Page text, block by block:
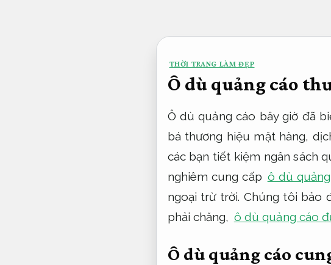
THỜI TRANG LÀM ĐẸP
Ô dù quảng cáo
Ô dù quảng cáo bây giờ đã
bá thương hiệu mặt hàng,
các bạn tiết kiệm ngân sách
nghiêm cung cấp ô dù
ngoại trừ trời. Chúng tôi bảo
phải chăng, ô dù quảng cáo
Ô dù quảng cáo